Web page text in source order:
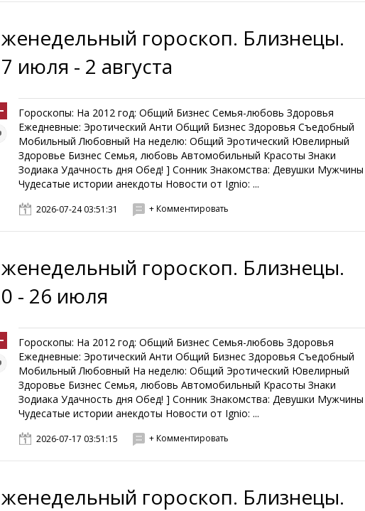
гороскоп. Близнецы.
июля - 2 августа
Гороскопы: На 2012 год: Общий Бизнес Семья-любовь Здоровья
Ежедневные: Эротический Анти Общий Бизнес Здоровья Съедобный
Мобильный Любовный На неделю: Общий Эротический Ювелирный
Здоровье Бизнес Семья, любовь Автомобильный Красоты Знаки
Зодиака Удачность дня Обед! ] Сонник Знакомства: Девушки Мужчины
Чудесатые истории анекдоты Новости от Ignio: ...
2026-07-24 03:51:31 + Комментировать
гороскоп. Близнецы.
- 26 июля
Гороскопы: На 2012 год: Общий Бизнес Семья-любовь Здоровья
Ежедневные: Эротический Анти Общий Бизнес Здоровья Съедобный
Мобильный Любовный На неделю: Общий Эротический Ювелирный
Здоровье Бизнес Семья, любовь Автомобильный Красоты Знаки
Зодиака Удачность дня Обед! ] Сонник Знакомства: Девушки Мужчины
Чудесатые истории анекдоты Новости от Ignio: ...
2026-07-17 03:51:15 + Комментировать
гороскоп. Близнецы.